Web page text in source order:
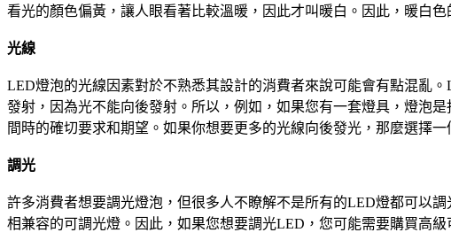
看光的顏色偏黃，讓人眼看著比較溫暖，因此才叫暖白。因此，暖白
光線
LED燈泡的光線因素對於不熟悉其設計的消費者來說可能會有點混亂
發射，因為光不能向後發射。所以，例如，如果您有一套燈具，燈泡
間時的確切要求和期望。如果你想要更多的光線向後發光，那麼選擇
調光
許多消費者想要調光燈泡，但很多人不瞭解不是所有的LED燈都可以
相兼容的可調光燈。因此，如果您想要調光LED，您可能需要購買高級